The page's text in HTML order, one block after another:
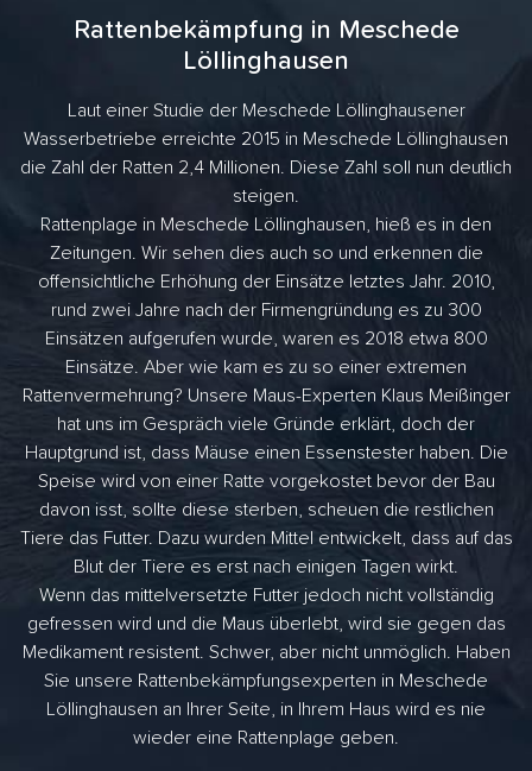
Rattenbekämpfung in Meschede
Löllinghausen
Laut einer Studie der Meschede Löllinghausener
Wasserbetriebe erreichte 2015 in Meschede Löllinghausen
die Zahl der Ratten 2,4 Millionen. Diese Zahl soll nun deutlich
steigen.
Rattenplage in Meschede Löllinghausen, hieß es in den
Zeitungen. Wir sehen dies auch so und erkennen die
offensichtliche Erhöhung der Einsätze letztes Jahr. 2010,
rund zwei Jahre nach der Firmengründung es zu 300
Einsätzen aufgerufen wurde, waren es 2018 etwa 800
Einsätze. Aber wie kam es zu so einer extremen
Rattenvermehrung? Unsere Maus-Experten Klaus Meißinger
hat uns im Gespräch viele Gründe erklärt, doch der
Hauptgrund ist, dass Mäuse einen Essenstester haben. Die
Speise wird von einer Ratte vorgekostet bevor der Bau
davon isst, sollte diese sterben, scheuen die restlichen
Tiere das Futter. Dazu wurden Mittel entwickelt, dass auf das
Blut der Tiere es erst nach einigen Tagen wirkt.
Wenn das mittelversetzte Futter jedoch nicht vollständig
gefressen wird und die Maus überlebt, wird sie gegen das
Medikament resistent. Schwer, aber nicht unmöglich. Haben
Sie unsere Rattenbekämpfungsexperten in Meschede
Löllinghausen an Ihrer Seite, in Ihrem Haus wird es nie
wieder eine Rattenplage geben.